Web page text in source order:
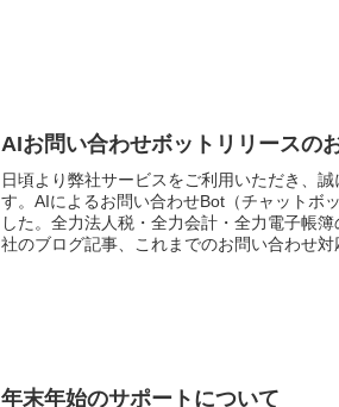
AIお問い合わせボットリリースの
日頃より弊社サービスをご利用いただき、
す。AIによるお問い合わせBot（チャットボ
した。全力法人税・全力会計・全力電子帳
社のブログ記事、これまでのお問い合わせ対
年末年始のサポートについて